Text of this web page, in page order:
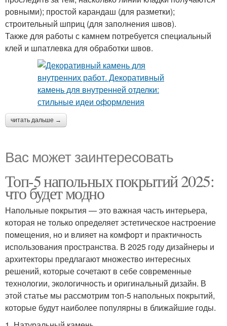
ровными); простой карандаш (для разметки);
строительный шприц (для заполнения швов).
Также для работы с камнем потребуется специальный
клей и шпатлевка для обработки швов.
читать дальше →
Вас может заинтересовать
Топ-5 напольных покрытий 2025:
что будет модно
Напольные покрытия — это важная часть интерьера,
которая не только определяет эстетическое настроение
помещения, но и влияет на комфорт и практичность
использования пространства. В 2025 году дизайнеры и
архитекторы предлагают множество интересных
решений, которые сочетают в себе современные
технологии, экологичность и оригинальный дизайн. В
этой статье мы рассмотрим топ-5 напольных покрытий,
которые будут наиболее популярны в ближайшие годы.